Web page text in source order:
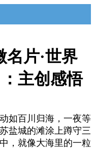
名片·世界
主创感悟
如百川归海，一夜等
盐城的滩涂上蹲守三
，就像大海里的一粒